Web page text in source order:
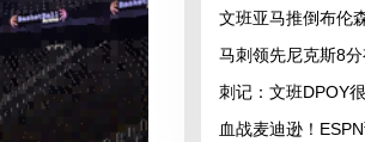
马刺领先尼克斯8